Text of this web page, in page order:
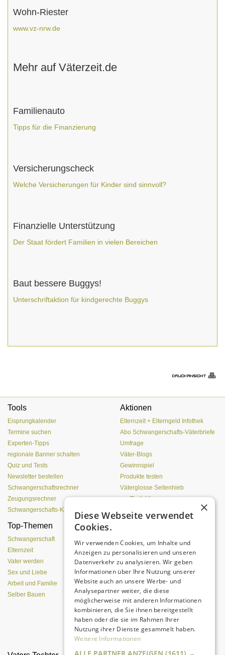
Wohn-Riester
www.vz-nrw.de
Mehr auf Väterzeit.de
Familienauto
Tipps für die Finanzierung
Versicherungscheck
Welche Versicherungen für Kinder sind sinnvoll?
Finanzielle Unterstützung
Der Staat fördert Familien in vielen Bereichen
Baut bessere Buggys!
Unterschriftaktion für kindgerechte Buggys
Tools
Eisprungkalender
Termine suchen
Experten-Tipps
regionale Banner schalten
Quiz und Tests
Newsletter bestellen
Schwangerschaftsrechner
Zeugungsrechner
Schwangerschafts-Kalender
Aktionen
Elternzeit + Elterngeld Infothek
Abo Schwangerschafts-Väterbriefe
Umfrage
Väter-Blogs
Gewinnspiel
Produkte testen
Väterglosse Seitenhieb
zur Redaktion
Top-Themen
Schwangerschaft
Elternzeit
Vater werden
Sex und Liebe
Arbeit und Familie
Selber Bauen
Eine entspannte Atmosphäre trotz
Pubertät?
×
Diese Webseite verwendet
Cookies.
Wir verwenden Cookies, um Inhalte und
Anzeigen zu personalisieren und unseren
Datenverkehr zu analysieren. Wir geben
Informationen über Ihre Nutzung unserer
Website auch an unsere Werbe- und
Analysepartner weiter, die diese
möglicherweise mit anderen Informationen
kombinieren, die Sie ihnen bereitgestellt
haben oder die sie im Rahmen Ihrer
Nutzung ihrer Dienste gesammelt haben.
Weitere Informationen